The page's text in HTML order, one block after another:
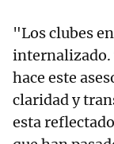
"Los clubes
internalizado.
hace este
claridad y
esta